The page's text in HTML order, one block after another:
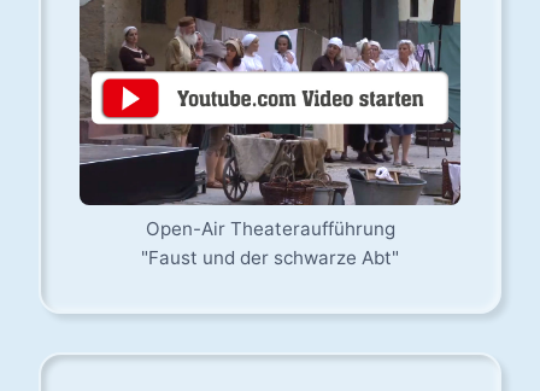
Open-Air Theateraufführung
"Faust und der schwarze Abt"